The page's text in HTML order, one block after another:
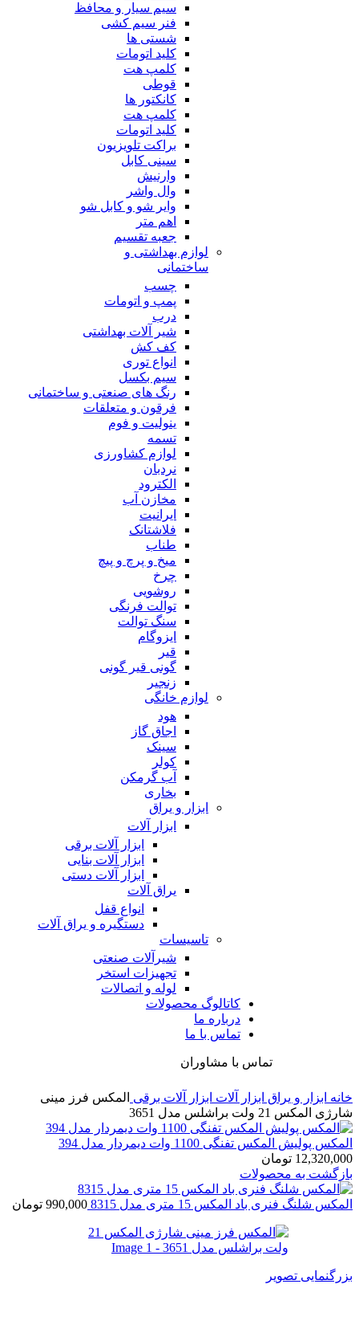
سیم سیار و محافظ
فنر سیم کشی
شستی ها
کلید اتومات
کلمپ هت
قوطی
کانکتور ها
کلمپ هت
کلید اتومات
براکت تلویزیون
سینی کابل
وارنیش
وال واشر
وایر شو و کابل شو
اهم متر
جعبه تقسیم
لوازم بهداشتی و
ساختمانی
چسب
پمپ و اتومات
درب
شیر آلات بهداشتی
کف کش
انواع توری
سیم بکسل
رنگ های صنعتی و ساختمانی
فرقون و متعلقات
ینولیت و فوم
تسمه
لوازم کشاورزی
نردبان
الکترود
مخازن آب
ایرانیت
فلاشتانک
طناب
میخ و پرچ و پیچ
چرخ
روشویی
توالت فرنگی
سنگ توالت
ایزوگام
قیر
گونی قیر گونی
زنجیر
لوازم خانگی
هود
اجاق گاز
سینک
کولر
آب گرمکن
بخاری
ابزار و یراق
ابزار آلات
ابزار آلات برقی
ابزار آلات بنایی
ابزار آلات دستی
یراق آلات
انواع قفل
دستگیره و یراق آلات
تاسیسات
شیرآلات صنعتی
تجهیزات استخر
لوله و اتصالات
کاتالوگ محصولات
درباره ما
تماس با ما
تماس با مشاوران
خانه ابزار و یراق ابزار آلات ابزار آلات برقی المکس فرز مینی
شارژی المکس 21 ولت براشلس مدل 3651
المکس پولیش المکس تفنگی 1100 وات دیمردار مدل 394
12,320,000 تومان
بازگشت به محصولات
المکس شلنگ فنری باد المکس 15 متری مدل 8315 990,000 تومان
بزرگنمایی تصویر